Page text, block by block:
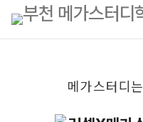
메가스터디는